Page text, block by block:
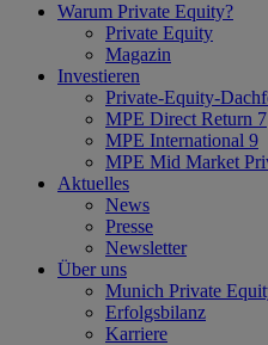
Warum Private Equity?
Private Equity
Magazin
Investieren
Private-Equity-
MPE Direct Return 7
MPE International 9
MPE Mid Market
Aktuelles
News
Presse
Newsletter
Über uns
Munich Private
Erfolgsbilanz
Karriere